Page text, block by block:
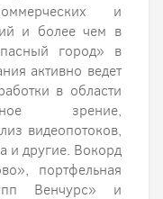
и
и более чем в
город» в
активно ведет
в области
зрение,
видеопотоков,
и другие. Вокорд
портфельная
Венчурс» и